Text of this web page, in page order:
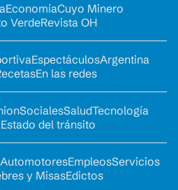
EconomíaCuyo Minero
VerdeRevista OH
EspectáculosArgentina
En las redes
SocialesSaludTecnología
Estado del tránsito
AutomotoresEmpleosServicios
y MisasEdictos